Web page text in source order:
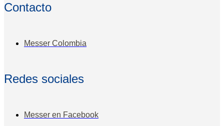
Contacto
Messer Colombia
Redes sociales
Messer en Facebook